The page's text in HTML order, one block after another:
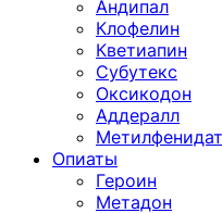
Андипал
Клофелин
Кветиапин
Субутекс
Оксикодон
Аддералл
Метилфенидат
Опиаты
Героин
Метадон